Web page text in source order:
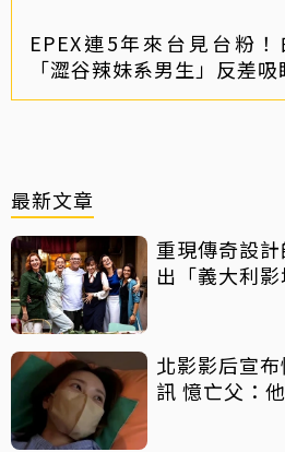
EPEX連5年來台見台粉
「澀谷辣妹系男生」反差吸
最新文章
重現傳奇設
出「義大利影
北影影后宣
訊 憶亡父：